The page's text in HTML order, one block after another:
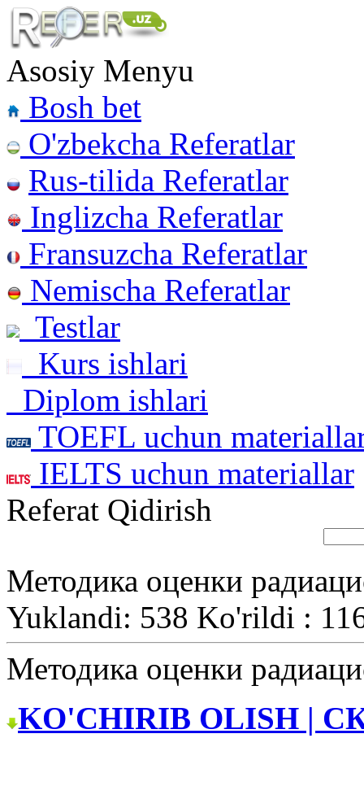
Asosiy Menyu
Bosh bet
O'zbekcha Referatlar
Rus-tilida Referatlar
Inglizcha Referatlar
Fransuzcha Referatlar
Nemischa Referatlar
Testlar
Kurs ishlari
Diplom ishlari
TOEFL uchun
IELTS uchun materiallar
Referat Qidirish
Методика оценки
Yuklandi: 538 Ko'rildi :
Методика оценки
KO'CHIRIB OLISH |